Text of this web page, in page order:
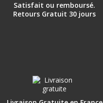
Satisfait ou remboursé.
Retours Gratuit 30 jours